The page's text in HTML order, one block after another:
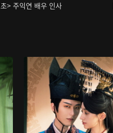
> 주익연 배우 인사